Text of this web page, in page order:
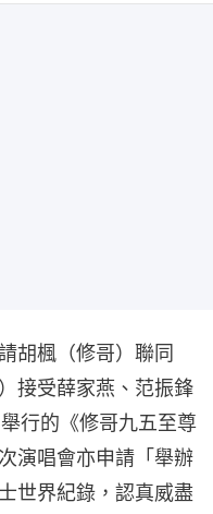
胡楓（修哥）聯同
接受薛家燕、范振鋒
行的《修哥九五至尊
演唱會亦申請「舉辦
世界紀錄，認真威盡